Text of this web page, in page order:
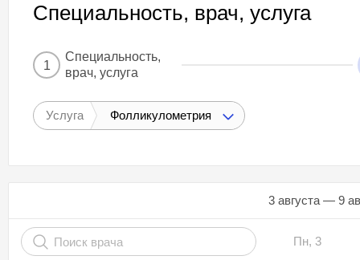
Специальность, врач, услуга
1
Специальность,
врач, услуга
Услуга Фолликулометрия
3 августа — 9
Пн, 3